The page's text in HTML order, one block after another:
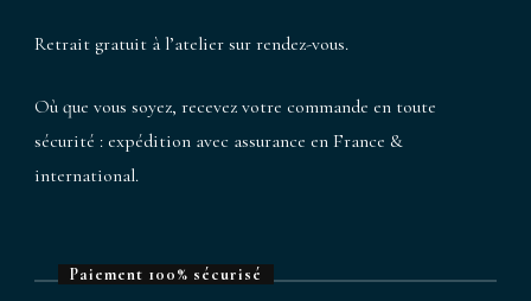
Retrait gratuit à l’atelier sur rendez-vous.
Où que vous soyez, recevez votre commande en toute
sécurité : expédition avec assurance en France &
international.
Paiement 100% sécurisé